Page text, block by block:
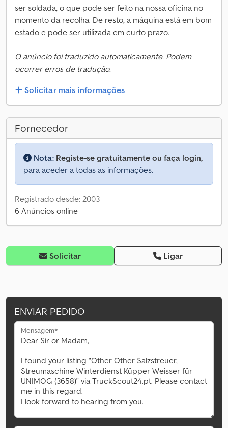
ser soldada, o que pode ser feito na nossa oficina no
momento da recolha. De resto, a máquina está em bom
estado e pode ser utilizada em curto prazo.
O anúncio foi traduzido automaticamente. Podem
ocorrer erros de tradução.
Solicitar mais informações
Fornecedor
Nota: Registe-se gratuitamente ou faça login,
para aceder a todas as informações.
Registrado desde: 2003
6 Anúncios online
Solicitar Ligar
ENVIAR PEDIDO
Mensagem*